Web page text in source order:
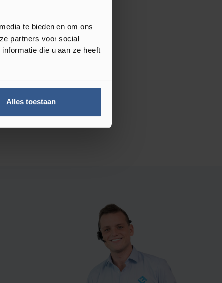
te bieden en om ons
partners voor social
die u aan ze heeft
Alles toestaan